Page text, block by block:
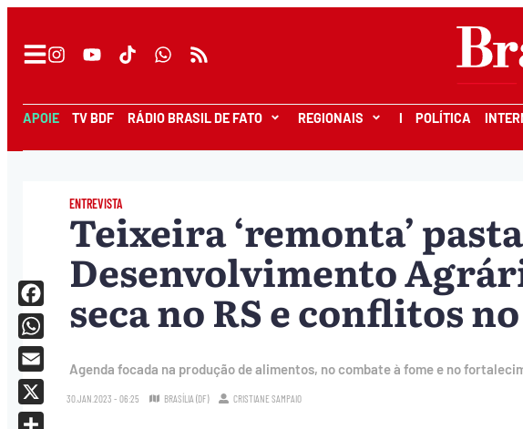
APOIE TV BDF RÁDIO BRASIL DE FATO REGIONAIS I POLÍTICA
ENTREVISTA
Teixeira ‘remonta’
Desenvolvimento
seca no RS e conflitos
Agenda focada na produção de alimentos, no combate à fome e no
30.JAN.2023 - 06:25 BRASÍLIA (DF) CRISTIANE SAMPAIO
Facebook
WhatsApp
Email
X